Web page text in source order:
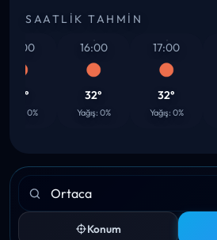
SAATLIK TAHMIN
0%
16:00
32°
Yağış: 0%
17:00
32°
Yağış: 0%
Konum